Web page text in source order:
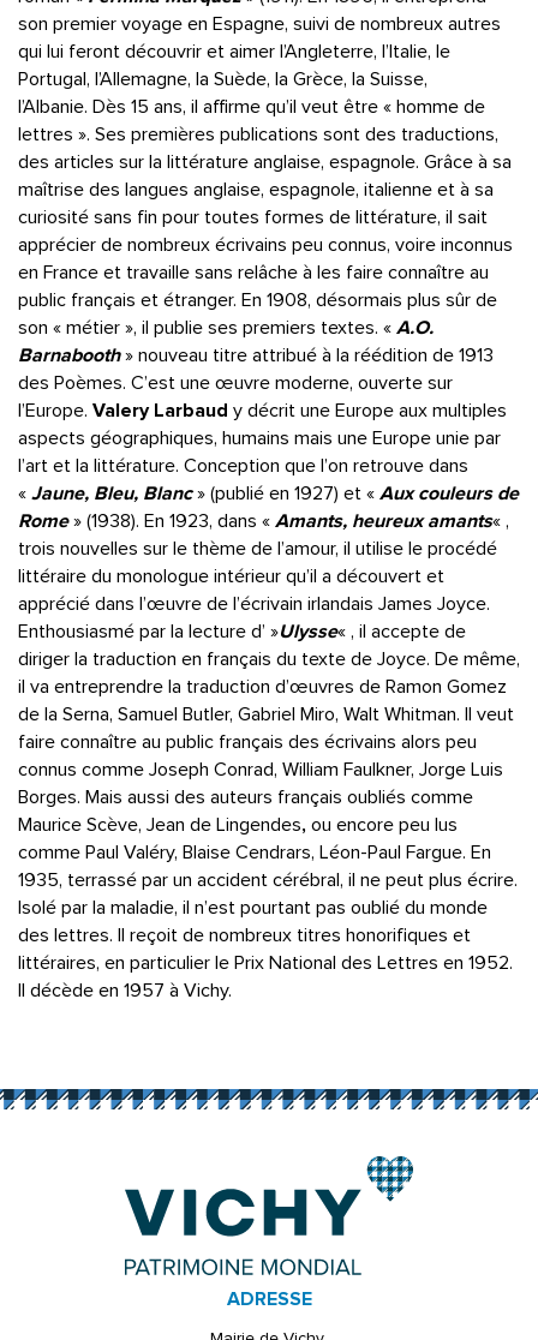
son premier voyage en Espagne, suivi de nombreux autres
qui lui feront découvrir et aimer l’Angleterre, l’Italie, le
Portugal, l’Allemagne, la Suède, la Grèce, la Suisse,
l’Albanie. Dès 15 ans, il affirme qu’il veut être « homme de
lettres ». Ses premières publications sont des traductions,
des articles sur la littérature anglaise, espagnole. Grâce à sa
maîtrise des langues anglaise, espagnole, italienne et à sa
curiosité sans fin pour toutes formes de littérature, il sait
apprécier de nombreux écrivains peu connus, voire inconnus
en France et travaille sans relâche à les faire connaître au
public français et étranger. En 1908, désormais plus sûr de
son « métier », il publie ses premiers textes. « A.O.
Barnabooth» nouveau titre attribué à la réédition de 1913
des Poèmes. C’est une œuvre moderne, ouverte sur
l’Europe. Valery Larbaud y décrit une Europe aux multiples
aspects géographiques, humains mais une Europe unie par
l’art et la littérature. Conception que l’on retrouve dans
« Jaune, Bleu, Blanc» (publié en 1927) et « Aux couleurs de
Rome» (1938). En 1923, dans « Amants, heureux amants« ,
trois nouvelles sur le thème de l’amour, il utilise le procédé
littéraire du monologue intérieur qu’il a découvert et
apprécié dans l’œuvre de l’écrivain irlandais James Joyce.
Enthousiasmé par la lecture d’ »Ulysse« , il accepte de
diriger la traduction en français du texte de Joyce. De même,
il va entreprendre la traduction d’œuvres de Ramon Gomez
de la Serna, Samuel Butler, Gabriel Miro, Walt Whitman. Il veut
faire connaître au public français des écrivains alors peu
connus comme Joseph Conrad, William Faulkner, Jorge Luis
Borges. Mais aussi des auteurs français oubliés comme
Maurice Scève, Jean de Lingendes, ou encore peu lus
comme Paul Valéry, Blaise Cendrars, Léon-Paul Fargue. En
1935, terrassé par un accident cérébral, il ne peut plus écrire.
Isolé par la maladie, il n’est pourtant pas oublié du monde
des lettres. Il reçoit de nombreux titres honorifiques et
littéraires, en particulier le Prix National des Lettres en 1952.
Il décède en 1957 à Vichy.
ADRESSE